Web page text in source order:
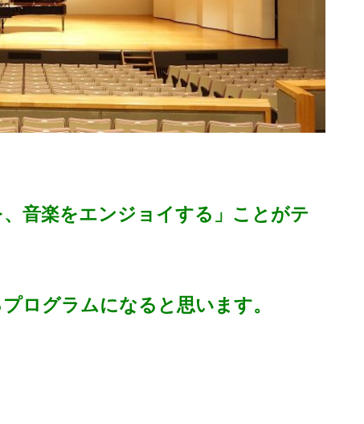
音楽をエンジョイする」ことがテ
ログラムになると思います。